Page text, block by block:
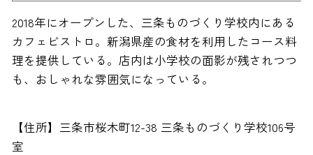
2018年にオープンした、三条ものづくり学校内にある
カフェビストロ。新潟県産の食材を利用したコース料
理を提供している。店内は小学校の面影が残されつつ
も、おしゃれな雰囲気になっている。
【住所】三条市桜木町12-38 三条ものづくり学校106号
室